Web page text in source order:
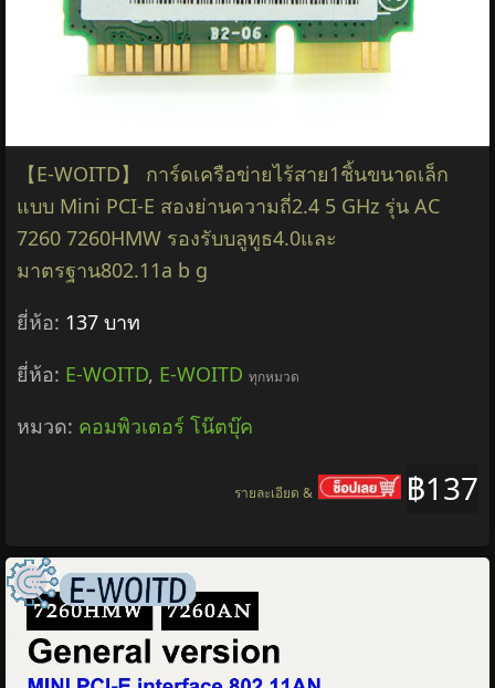
【E-WOITD】 การ์ดเครือข่ายไร้สาย1ชิ้นขนาดเล็ก
แบบ Mini PCI-E สองย่านความถี่2.4 5 GHz รุ่น AC
7260 7260HMW รองรับบลูทูธ4.0และ
มาตรฐาน802.11a b g
ยี่ห้อ: 137 บาท
ยี่ห้อ: E-WOITD, E-WOITD ทุกหมวด
หมวด: คอมพิวเตอร์ โน๊ตบุ๊ค
฿137
รายละเอียด &